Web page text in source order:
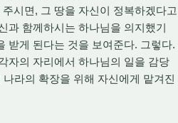
시면, 그 땅을 자신이 정복하겠다고
과 함께하시는 하나님을 의지했기
받게 된다는 것을 보여준다. 그렇다.
자의 자리에서 하나님의 일을 감당
라의 확장을 위해 자신에게 맡겨진